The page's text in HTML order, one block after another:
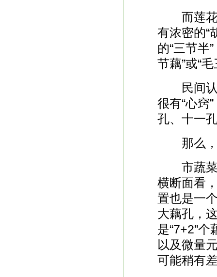
而莲花
有浓密的“
的“三节半
节藕”或“
民间认
很有“心窍
孔、十一
那么，
市蔬菜
横断面看
置也是一
大藕孔，
是“7+2”
以及微量
可能稍有